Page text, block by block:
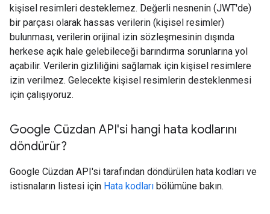
kişisel resimleri desteklemez. Değerli nesnenin (JWT'de)
bir parçası olarak hassas verilerin (kişisel resimler)
bulunması, verilerin orijinal izin sözleşmesinin dışında
herkese açık hale gelebileceği barındırma sorunlarına yol
açabilir. Verilerin gizliliğini sağlamak için kişisel resimlere
izin verilmez. Gelecekte kişisel resimlerin desteklenmesi
için çalışıyoruz.
Google Cüzdan API'si hangi hata kodlarını
döndürür?
Google Cüzdan API'si tarafından döndürülen hata kodları ve
istisnaların listesi için Hata kodları bölümüne bakın.